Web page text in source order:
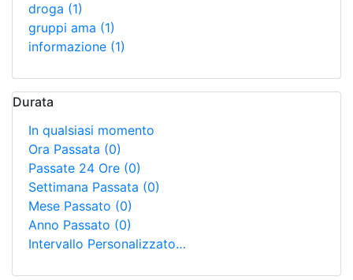
droga (1)
gruppi ama (1)
informazione (1)
Durata
In qualsiasi momento
Ora Passata (0)
Passate 24 Ore (0)
Settimana Passata (0)
Mese Passato (0)
Anno Passato (0)
Intervallo Personalizzato…